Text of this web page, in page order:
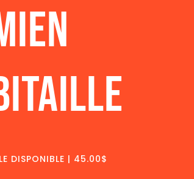
DISPONIBLE | 45.00$